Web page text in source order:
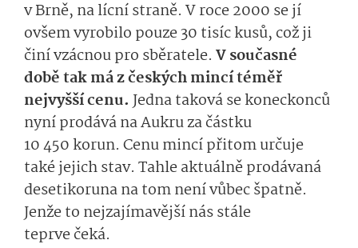
v Brně, na lícní straně. V roce 2000 se jí
ovšem vyrobilo pouze 30 tisíc kusů, což ji
činí vzácnou pro sběratele. V současné
době tak má z českých mincí téměř
nejvyšší cenu. Jedna taková se koneckonců
nyní prodává na Aukru za částku
10 450 korun. Cenu mincí přitom určuje
také jejich stav. Tahle aktuálně prodávaná
desetikoruna na tom není vůbec špatně.
Jenže to nejzajímavější nás stále
teprve čeká.